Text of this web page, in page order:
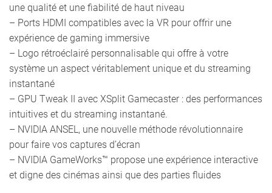
une qualité et une fiabilité de haut niveau
– Ports HDMI compatibles avec la VR pour offrir une
expérience de gaming immersive
– Logo rétroéclairé personnalisable qui offre à votre
système un aspect véritablement unique et du streaming
instantané
– GPU Tweak II avec XSplit Gamecaster : des performances
intuitives et du streaming instantané.
– NVIDIA ANSEL, une nouvelle méthode révolutionnaire
pour faire vos captures d’écran
– NVIDIA GameWorks™ propose une expérience interactive
et digne des cinémas ainsi que des parties fluides